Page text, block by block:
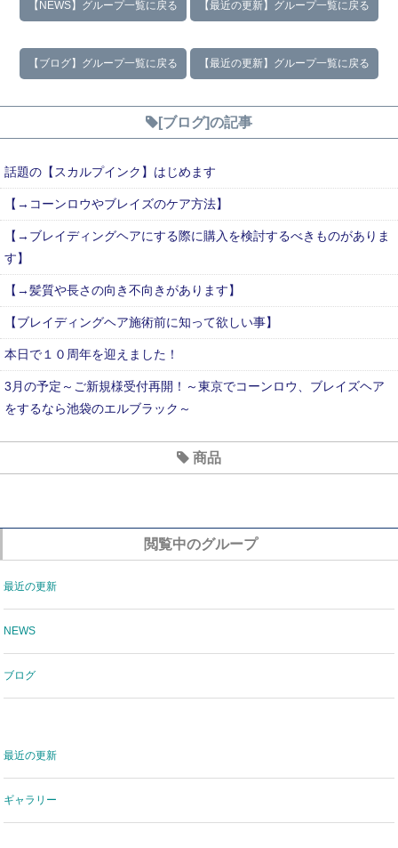
【NEWS】グループ一覧に戻る 【最近の更新】グループ一覧に戻る
【ブログ】グループ一覧に戻る 【最近の更新】グループ一覧に戻る
[ブログ]の記事
話題の【スカルプインク】はじめます
【→コーンロウやブレイズのケア方法】
【→ブレイディングヘアにする際に購入を検討するべきものがありま
す】
【→髪質や長さの向き不向きがあります】
【ブレイディングヘア施術前に知って欲しい事】
本日で１０周年を迎えました！
3月の予定～ご新規様受付再開！～東京でコーンロウ、ブレイズヘア
をするなら池袋のエルブラック～
2020年7月のお休み
６月のおやすみ
商品
閲覧中のグループ
最近の更新
NEWS
ブログ
最近の更新
ギャラリー